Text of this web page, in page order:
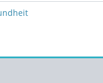
€49.00.